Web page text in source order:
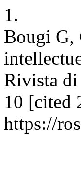
1.
Bougi G,
Rivista
10 [cited
https://